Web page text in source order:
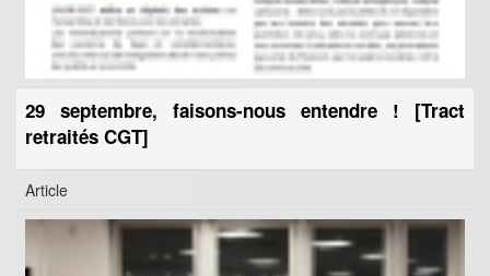
29 septembre, faisons-nous entendre ! [Tract
retraités CGT]
Article